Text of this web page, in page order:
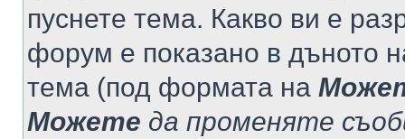
пуснете тема. Какво ви е
форум е показано в дъното
тема (под формата на
Можете да променяте